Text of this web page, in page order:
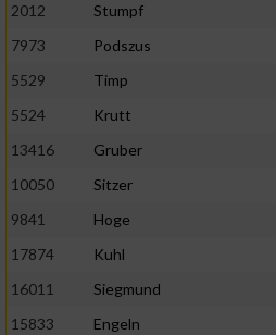
2012
Stumpf
7973
Podszus
5529
Timp
5524
Krutt
13416
Gruber
10050
Sitzer
9841
Hoge
17874
Kuhl
16011
Siegmund
15833
Engeln